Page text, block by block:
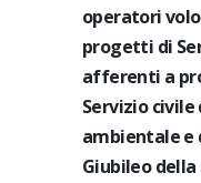
operatori
progetti di
afferenti a
Servizio
ambientale e
Giubileo